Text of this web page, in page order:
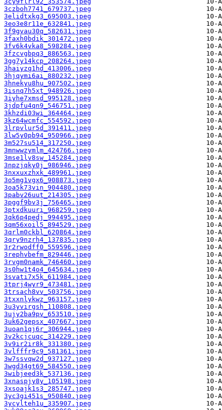
3czboh7741_679737.jpeg
3elidtxkg3_695003.jpeg
3eo3e8r11e_632841.jpeg
3f9gvau30q_582631.jpeg
3faxh0bdik_301472.jpeg
3fv6k4vka8_598284.jpeg
3fzcvgbpq3_886563.jpeg
3gg7y14kcp_208264.jpeg
3haiyzq1hd_413006.jpeg
3hjqymi6ai_880232.jpeg
3hnekyu8hu_907502.jpeg
3isnq7h5xt_948926.jpeg
3iyhe7xmsd_995128.jpeg
3jdpfu4qn9_546751.jpeg
3khzdi03wi_364464.jpeg
3kz64wcmfc_554592.jpeg
3lrpvlur5d_391411.jpeg
3lw5y0pb94_950966.jpeg
3m527su514_317250.jpeg
3mnwwzymlm_424766.jpeg
3mse1lv8sw_145284.jpeg
3npzjqky0j_986946.jpeg
3nxxuxzhxk_489961.jpeg
3o5mg1vgx6_908873.jpeg
3oa5k73vin_904480.jpeg
3pabv26uut_214305.jpeg
3pggf9bv3j_756465.jpeg
3ptxdkuuri_968259.jpeg
3qk6p4pedj_994495.jpeg
3qm56xoil5_894529.jpeg
3qrlm0ckbl_620864.jpeg
3qry9nzrh4_137835.jpeg
3r2rwodff0_559596.jpeg
3rephvbefm_829446.jpeg
3rvgm0namk_746460.jpeg
3s0hw1t4o4_645634.jpeg
3svati7x5k_611984.jpeg
3tprj4wyr9_473481.jpeg
3trsach8vv_503756.jpeg
3txxnlykwz_963157.jpeg
3u3yvirgsh_110808.jpeg
3ujy2ba9pv_653510.jpeg
3uk62gepsx_407667.jpeg
3uoan1qj6r_306944.jpeg
3v2kcjcuqc_314229.jpeg
3v9ir2ir8k_331380.jpeg
3vlfffr9c9_581361.jpeg
3w7ssvqw2d_937127.jpeg
3wgd34gt69_584550.jpeg
3wibjeed3k_537136.jpeg
3xnaspjy8y_105198.jpeg
3xsoajk1s3_285747.jpeg
3yc3gi451s_950840.jpeg
3ycylteh1u_335907.jpeg